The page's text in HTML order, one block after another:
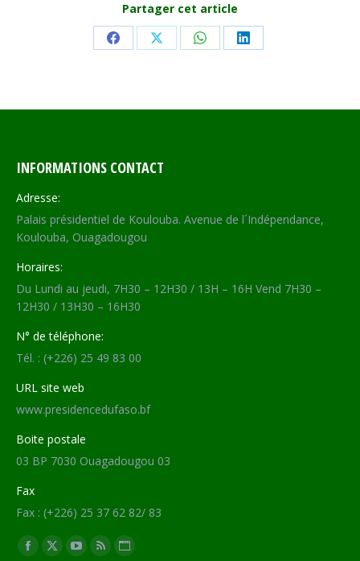
Partager cet article
Share Share Share Share
INFORMATIONS CONTACT
Adresse:
Palais présidentiel de Koulouba. Avenue de l´Indépendance,
Koulouba, Ouagadougou
Horaires:
Du Lundi au jeudi, 7H30 – 12H30 / 13H – 16H Vend 7H30 –
12H30 / 13H30 – 16H30
N° de téléphone:
Tél. : (+226) 25 49 83 00
URL site web
www.presidencedufaso.bf
Boite postale
03 BP 7030 Ouagadougou 03
Fax
Fax : (+226) 25 37 62 82/ 83
Trouvez nous sur :
Facebook
X
YouTube
RSS Site